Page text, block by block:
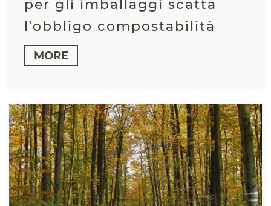
per gli imballaggi scatta
l’obbligo compostabilità
MORE